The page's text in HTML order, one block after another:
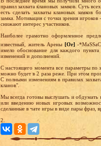
правил захвата клановых замков. Суть
есть сделать захваты клановых
замка. Мотивация с точки зрения
снижают интерес участников.
Наиболее грамотно оформленное
известный, житель Арены [Or] -
имело обоснование для каждого
изменений и дополнений.
С настоящего момента все параметры по
можно будет в 2 раза реже. При этом
С полными изменениям в правилах
кланов".
Мы всегда готовы выслушать и обдумать
или введению новых игровых
сделанные в чате игры в виде пары фраз,
2.